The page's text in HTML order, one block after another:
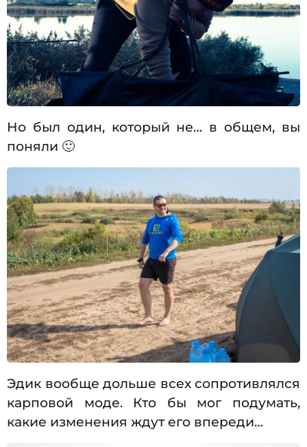
Но был один, который не… в общем, вы
поняли 🙂
Эдик вообще дольше всех сопротивлялся
карповой моде. Кто бы мог подумать,
какие изменения ждут его впереди…